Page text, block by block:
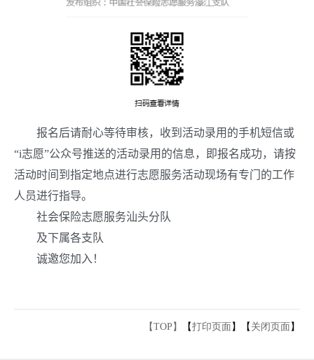
报名后请耐心等待审核，收到活动录用的手机短信或
“i志愿”公众号推送的活动录用的信息，即报名成功，请按
活动时间到指定地点进行志愿服务活动现场有专门的工作
人员进行指导。
社会保险志愿服务汕头分队
及下属各支队
诚邀您加入！
【TOP】 【打印页面 】【 关闭页面 】